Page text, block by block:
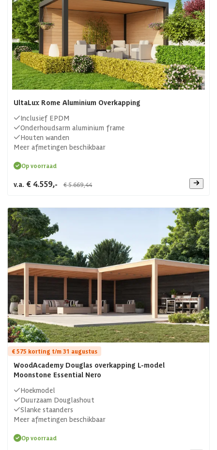
UltaLux Rome Aluminium Overkapping
Inclusief EPDM
Onderhoudsarm aluminium frame
Houten wanden
Meer afmetingen beschikbaar
Op voorraad
v.a. € 4.559,- € 5.669,44
€ 575 korting t/m 31 augustus
WoodAcademy Douglas overkapping L-model
Moonstone Essential Nero
Hoekmodel
Duurzaam Douglashout
Slanke staanders
Meer afmetingen beschikbaar
Op voorraad